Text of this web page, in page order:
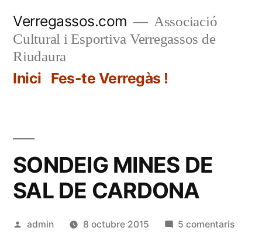
contingut
Verregassos.com
Associació
Cultural i Esportiva Verregassos de
Riudaura
Inici Fes-te Verregàs !
SONDEIG MINES DE
SAL DE CARDONA
Publicat
admin 8 octubre 2015 5 comentarisa